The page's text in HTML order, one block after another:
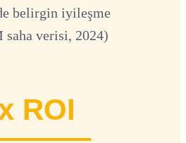
belirgin iyileşme
saha verisi, 2024)
ROI